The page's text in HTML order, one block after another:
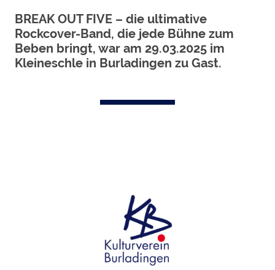
BREAK OUT FIVE – die ultimative
Rockcover-Band, die jede Bühne zum
Beben bringt, war am 29.03.2025 im
Kleineschle in Burladingen zu Gast.